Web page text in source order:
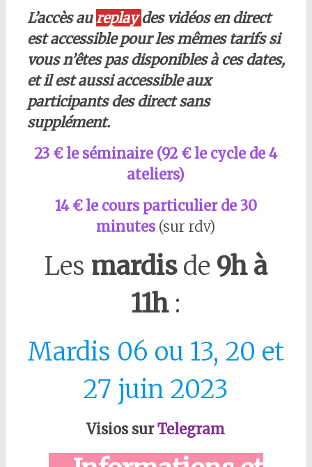
L’accès aureplaydes vidéos en direct
est accessible pour les mêmes tarifs si
vous n’êtes pas disponibles à ces dates,
et il est aussi accessible aux
participants des direct sans
supplément.
23 € le séminaire (92 € le cycle de 4
ateliers)
14 € le cours particulier de 30
minutes (sur rdv)
Les mardisde 9h à
11h:
Mardis 06 ou 13, 20 et
27 juin 2023
Visios surTelegram